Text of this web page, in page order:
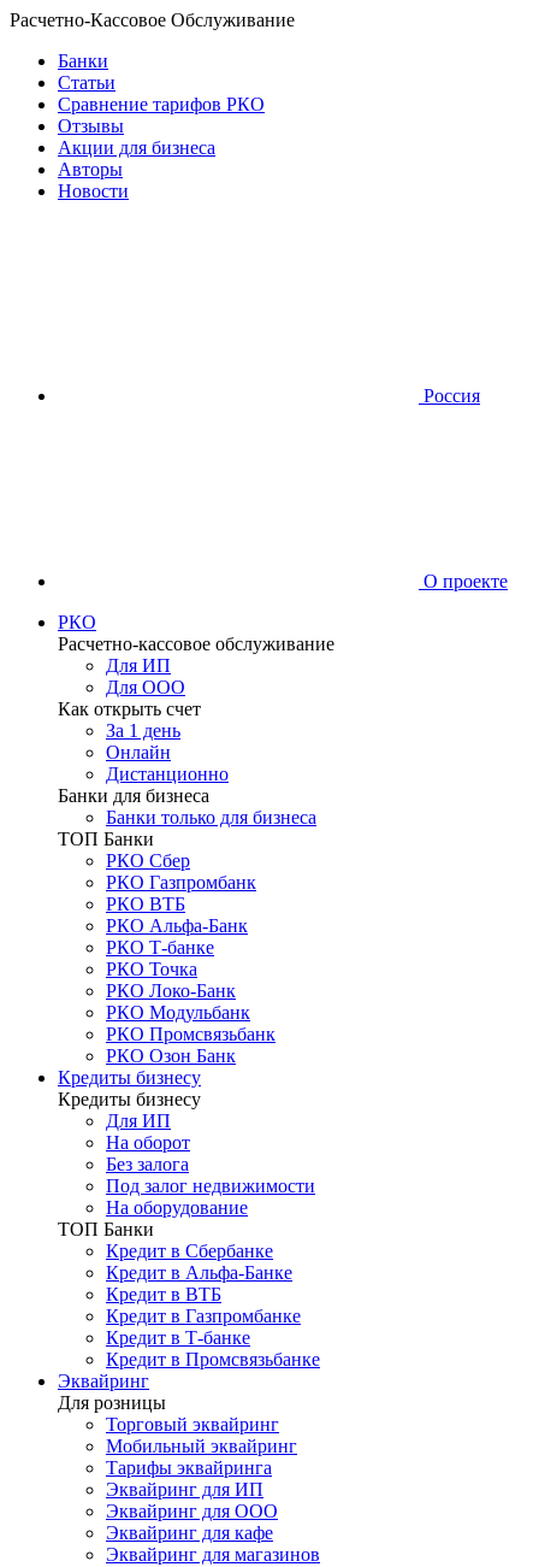
Расчетно-Кассовое Обслуживание
Банки
Статьи
Сравнение тарифов РКО
Отзывы
Акции для бизнеса
Авторы
Новости
Россия
О проекте
РКО
Расчетно-кассовое обслуживание
Для ИП
Для ООО
Как открыть счет
За 1 день
Онлайн
Дистанционно
Банки для бизнеса
Банки только для бизнеса
ТОП Банки
РКО Сбер
РКО Газпромбанк
РКО ВТБ
РКО Альфа-Банк
РКО Т-банке
РКО Точка
РКО Локо-Банк
РКО Модульбанк
РКО Промсвязьбанк
РКО Озон Банк
Кредиты бизнесу
Кредиты бизнесу
Для ИП
На оборот
Без залога
Под залог недвижимости
На оборудование
ТОП Банки
Кредит в Сбербанке
Кредит в Альфа-Банке
Кредит в ВТБ
Кредит в Газпромбанке
Кредит в Т-банке
Кредит в Промсвязьбанке
Эквайринг
Для розницы
Торговый эквайринг
Мобильный эквайринг
Тарифы эквайринга
Эквайринг для ИП
Эквайринг для ООО
Эквайринг для кафе
Эквайринг для магазинов